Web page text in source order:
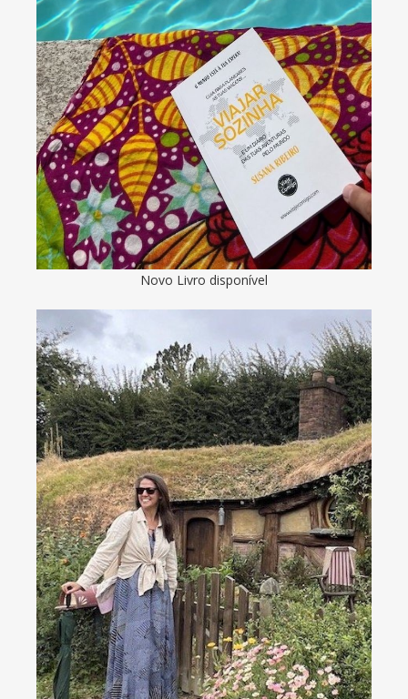
Novo Livro disponível